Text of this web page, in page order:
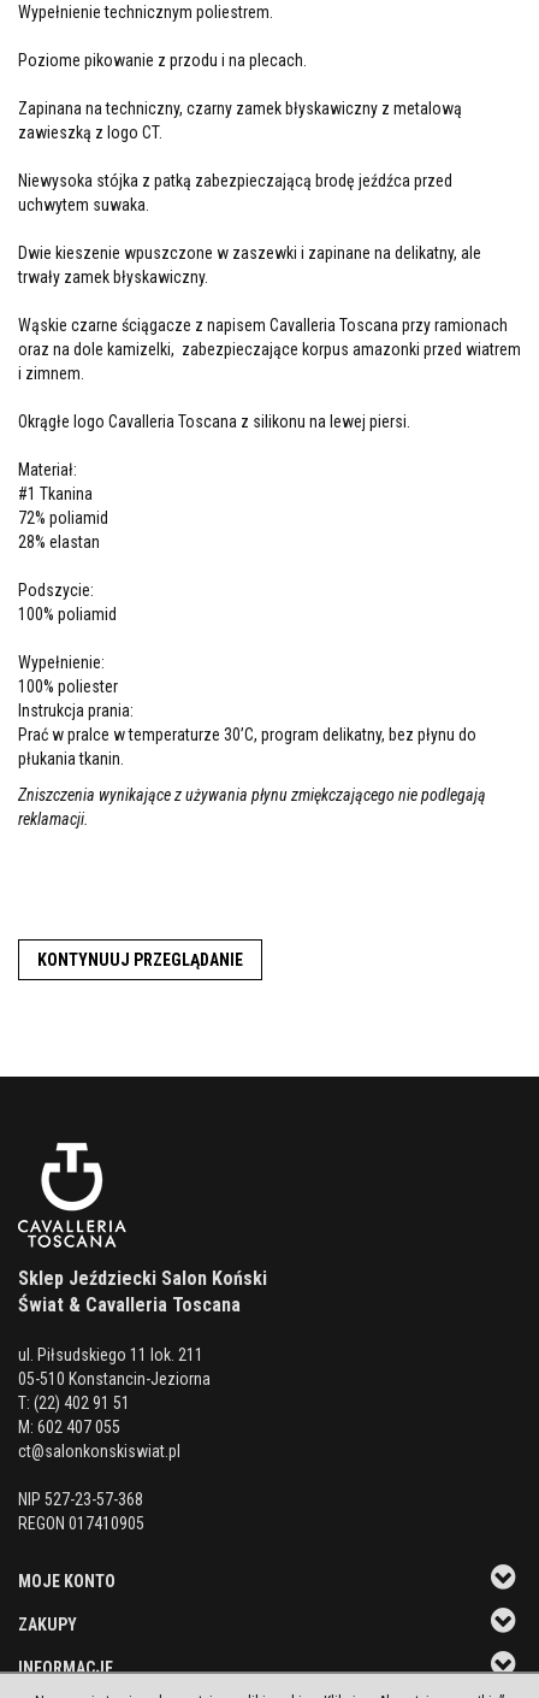
Wypełnienie technicznym poliestrem.
Poziome pikowanie z przodu i na plecach.
Zapinana na techniczny, czarny zamek błyskawiczny z metalową
zawieszką z logo CT.
Niewysoka stójka z patką zabezpieczającą brodę jeźdźca przed
uchwytem suwaka.
Dwie kieszenie wpuszczone w zaszewki i zapinane na delikatny, ale
trwały zamek błyskawiczny.
Wąskie czarne ściągacze z napisem Cavalleria Toscana przy ramionach
oraz na dole kamizelki, zabezpieczające korpus amazonki przed wiatrem
i zimnem.
Okrągłe logo Cavalleria Toscana z silikonu na lewej piersi.
Materiał:
#1 Tkanina
72% poliamid
28% elastan
Podszycie:
100% poliamid
Wypełnienie:
100% poliester
Instrukcja prania:
Prać w pralce w temperaturze 30’C, program delikatny, bez płynu do
płukania tkanin.
Zniszczenia wynikające z używania płynu zmiękczającego nie podlegają
reklamacji.
KONTYNUUJ PRZEGLĄDANIE
Sklep Jeździecki Salon Koński
Świat & Cavalleria Toscana
ul. Piłsudskiego 11 lok. 211
05-510 Konstancin-Jeziorna
T: (22) 402 91 51
M: 602 407 055
ct@salonkonskiswiat.pl
NIP 527-23-57-368
REGON 017410905
MOJE KONTO
ZAKUPY
INFORMACJE